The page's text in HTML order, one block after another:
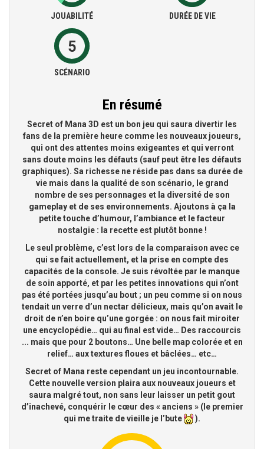
JOUABILITÉ DURÉE DE VIE
5
SCÉNARIO
En résumé
Secret of Mana 3D est un bon jeu qui saura divertir les
fans de la première heure comme les nouveaux joueurs,
qui ont des attentes moins exigeantes et qui verront
sans doute moins les défauts (sauf peut être les défauts
graphiques). Sa richesse ne réside pas dans sa durée de
vie mais dans la qualité de son scénario, le grand
nombre de ses personnages et la diversité de son
gameplay et de ses environnements. Ajoutons à ça la
petite touche d’humour, l’ambiance et le facteur
nostalgie : la recette est plutôt bonne !
Le seul problème, c’est lors de la comparaison avec ce
qui se fait actuellement, et la prise en compte des
capacités de la console. Je suis révoltée par le manque
de soin apporté, et par les petites innovations qui n’ont
pas été portées jusqu’au bout ; un peu comme si on nous
tendait un verre d’un nectar délicieux, mais qu’on avait le
droit de n’en boire qu’une gorgée : on nous fait miroiter
une encyclopédie… qui au final est vide… Des raccourcis
... mais que pour 2 boutons… Une belle map colorée et en
relief… aux textures floues et bâclées… etc…
Secret of Mana reste cependant un jeu incontournable.
Cette nouvelle version plaira aux nouveaux joueurs et
saura malgré tout, non sans leur laisser un petit gout
d’inachevé, conquérir le cœur des « anciens » (le premier
qui me traite de vieille je l’bute
).